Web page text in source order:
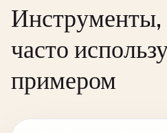
Инструменты,
часто
примером